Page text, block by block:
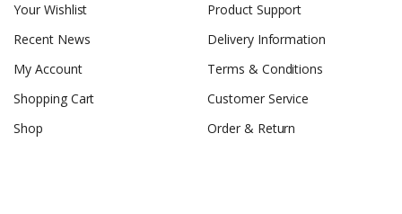
Your Wishlist
Recent News
My Account
Shopping Cart
Shop
Product Support
Delivery Information
Terms & Conditions
Customer Service
Order & Return